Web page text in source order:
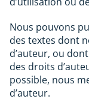
Nous pouvons
des textes dont
d’auteur, ou
des droits
possible, nous
d’auteur.